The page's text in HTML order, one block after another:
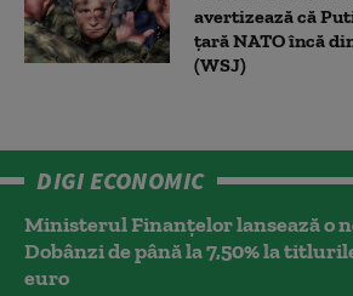
avertizează că
țară NATO încă
(WSJ)
DIGI ECONOMIC
Ministerul Finanțelor lansează o
Dobânzi de până la 7,50% la
euro